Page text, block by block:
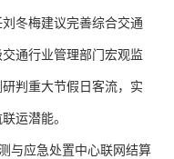
冬梅建议完善综合交通
通行业管理部门宏观监
判重大节假日客流，实
运潜能。
与应急处置中心联网结算